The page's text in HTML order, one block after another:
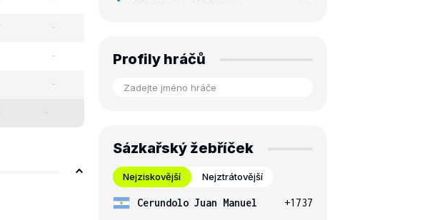
-
-
-
-
Profily hráčů
Sázkařský žebříček
Nejziskovější Nejztrátovější
Cerundolo Juan Manuel
+1737